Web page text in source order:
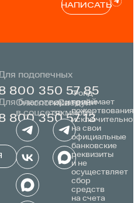
НАПИСАТЬ
подопечных
800 350 57 85
благотворителей
800 350 57 13
Онкологика
в соцсетях:
«Следуй
за мной»:
Фонд
принимает
пожертвования
исключительно
на свои
официальные
банковские
реквизиты
и не
осуществляет
сбор
средств
на счета